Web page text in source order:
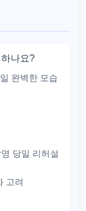
나요?
완벽한 모습
당일 리허설
고려